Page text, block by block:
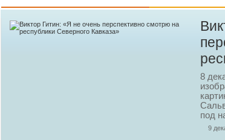
8
под
9